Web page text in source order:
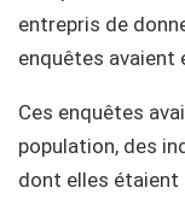
entrepris de
enquêtes avaient
Ces enquêtes
population, des
dont elles étaient